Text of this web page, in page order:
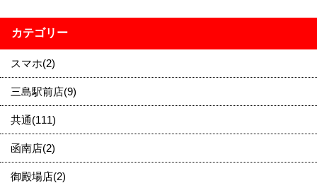
カテゴリー
スマホ(2)
三島駅前店(9)
共通(111)
函南店(2)
御殿場店(2)